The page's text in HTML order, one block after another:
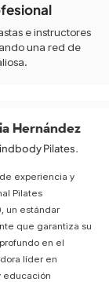
e instructores
una red de
Hernández
Pilates.
experiencia y
Pilates
un estándar
que garantiza su
en el
líder en
educación